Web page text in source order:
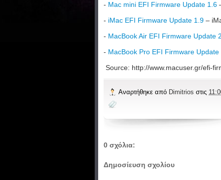
- Mac mini EFI Firmware Update 1.6
- iMac EFI Firmware Update 1.9 –
- MacBook Air EFI Firmware Update
- MacBook Pro EFI Firmware Update
Source: http://www.macuser.gr/efi-
Αναρτήθηκε από Dimitrios στις
0 σχόλια:
Δημοσίευση σχολίου